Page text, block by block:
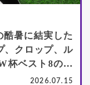
酷暑に結実した
、クロップ、ル
杯ベスト8の深
2026.07.15